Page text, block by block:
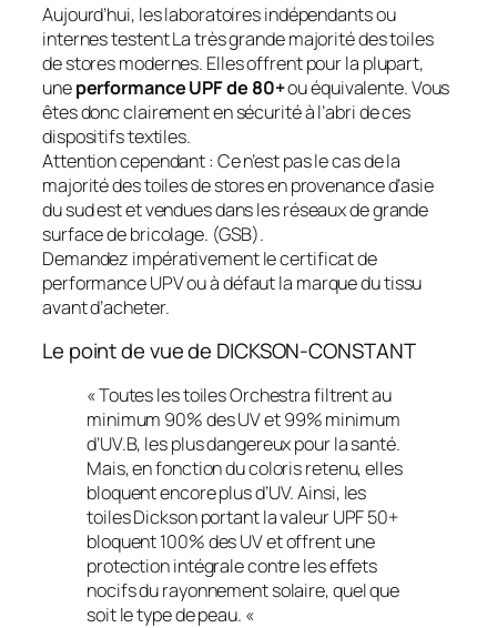
Aujourd’hui, les laboratoires indépendants ou
internes testent La très grande majorité des toiles
de stores modernes. Elles offrent pour la plupart,
uneperformance UPF de 80+ou équivalente. Vous
êtes donc clairement en sécurité à l’abri de ces
dispositifs textiles.
Attention cependant : Ce n’est pas le cas de la
majorité des toiles de stores en provenance d’asie
du sud est et vendues dans les réseaux de grande
surface de bricolage. (GSB).
Demandez impérativement le certificat de
performance UPV ou à défaut la marque du tissu
avant d’acheter.
Le point de vue de DICKSON-CONSTANT
« Toutes les toiles Orchestra filtrent au
minimum 90% des UV et 99% minimum
d’UV.B, les plus dangereux pour la santé.
Mais, en fonction du coloris retenu, elles
bloquent encore plus d’UV. Ainsi, les
toiles Dickson portant la valeur UPF 50+
bloquent 100% des UV et offrent une
protection intégrale contre les effets
nocifs du rayonnement solaire, quel que
soit le type de peau. «